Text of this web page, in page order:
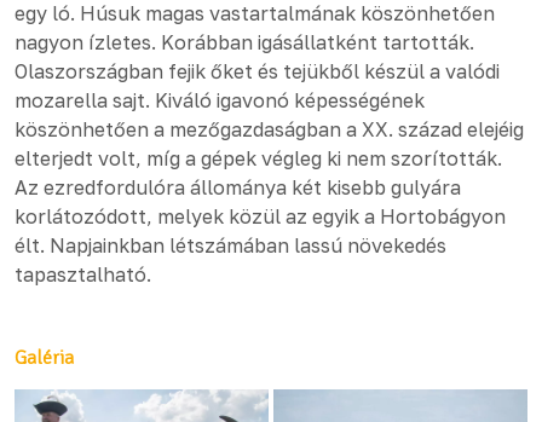
egy ló. Húsuk magas vastartalmának köszönhetően
nagyon ízletes. Korábban igásállatként tartották.
Olaszországban fejik őket és tejükből készül a valódi
mozarella sajt. Kiváló igavonó képességének
köszönhetően a mezőgazdaságban a XX. század elejéig
elterjedt volt, míg a gépek végleg ki nem szorították.
Az ezredfordulóra állománya két kisebb gulyára
korlátozódott, melyek közül az egyik a Hortobágyon
élt. Napjainkban létszámában lassú növekedés
tapasztalható.
Galéria